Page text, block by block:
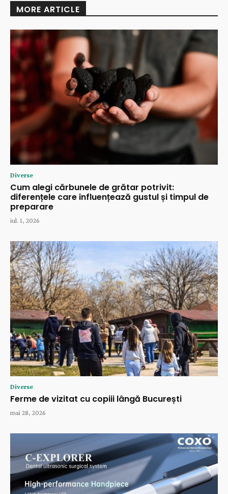
MORE ARTICLE
Diverse
Cum alegi cărbunele de grătar potrivit:
diferențele care influențează gustul și timpul de
preparare
iul. 1, 2026
Diverse
Ferme de vizitat cu copiii lângă București
mai 28, 2026